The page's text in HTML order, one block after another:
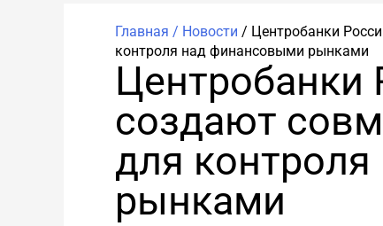
Главная / Новости / Центробанки
контроля над финансовыми рынками
Центробанки
создают
для
рынками